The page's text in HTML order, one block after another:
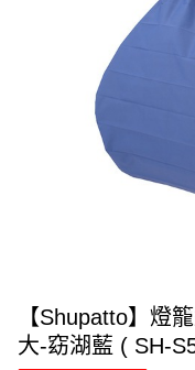
【Shupatto】燈
大-窈湖藍 ( SH-